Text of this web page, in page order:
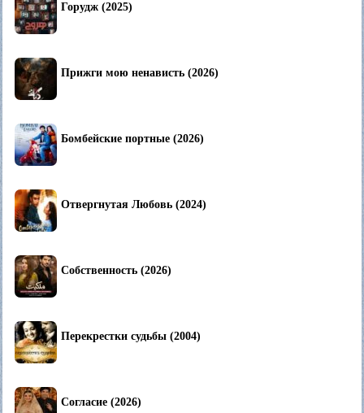
Горудж (2025)
Прижги мою ненависть (2026)
Бомбейские портные (2026)
Отвергнутая Любовь (2024)
Собственность (2026)
Перекрестки судьбы (2004)
Согласие (2026)